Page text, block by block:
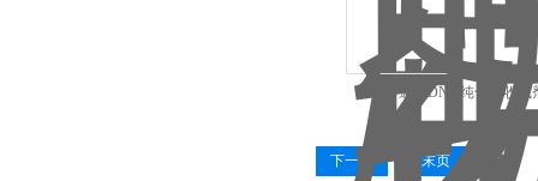
通用DNA纯化回收试
下一页 末页